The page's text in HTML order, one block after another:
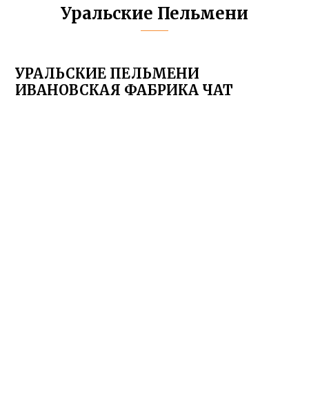
Уральские Пельмени
УРАЛЬСКИЕ ПЕЛЬМЕНИ
ИВАНОВСКАЯ ФАБРИКА ЧАТ